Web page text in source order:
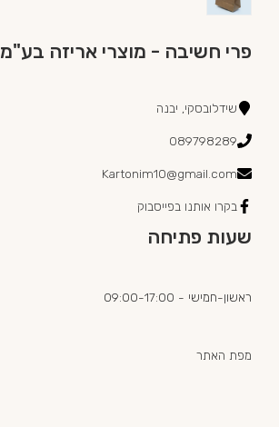
פרי חשיבה - מוצרי אריזה בע"מ
שידלובסקי, יבנה
089798289
Kartonim10@gmail.com
בקרו אותנו בפייסבוק
שעות פתיחה
ראשון-חמישי - 09:00-17:00
מפת האתר